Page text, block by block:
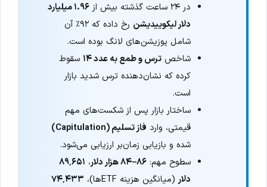
در ۲۴ ساعت گذشته بیش از
۱.۹۶ میلیارد
دلار لیکوییدیشن
رخ داده که ۹۲٪ آن
شامل پوزیشن‌های لانگ بوده است.
شاخصترس و طمع به عدد ۱۴
سقوط
کرده که نشان‌دهنده ترس شدید بازار
است.
ساختار بازار پس از شکست‌های مهم
قیمتی، وارد فاز تسلیم (Capitulation)
شده و بازیابی زمان‌بر ارزیابی می‌شود.
سطوح مهم:۸۶–۸۴ هزار دلار ، ۸۹٬۶۵۱
دلار(میانگین هزینه ETFها)،
۷۴٬۴۳۳